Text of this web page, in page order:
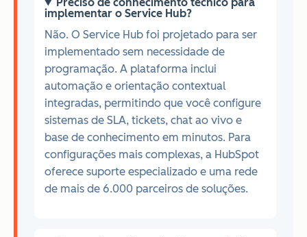
implementar o Service Hub?
Não. O Service Hub foi projetado para ser
implementado sem necessidade de
programação. A plataforma inclui
automação e orientação contextual
integradas, permitindo que você configure
sistemas de SLA, tickets, chat ao vivo e
base de conhecimento em minutos. Para
configurações mais complexas, a HubSpot
oferece suporte especializado e uma rede
de mais de 6.000 parceiros de soluções.